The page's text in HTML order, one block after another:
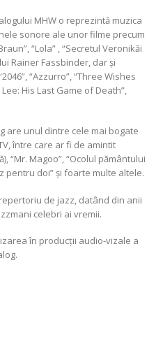
MHW o reprezintă muzica
sonore ale unor filme precum
“Lola” , “Secretul Veronikăi
Rainer Fassbinder, dar și
“Azzurro”, “Three Wishes
His Last Game of Death”,
are unul dintre cele mai bogate
între care ar fi de amintit
“Mr. Magoo”, “Ocolul pământului
pentru doi” și foarte multe altele.
de jazz, datând din anii
celebri ai vremii.
în producții audio-vizale a